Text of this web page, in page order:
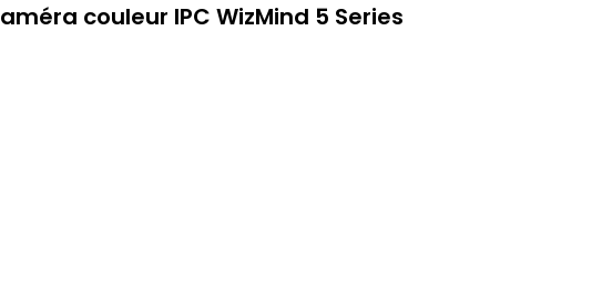
couleur IPC WizMind 5 Series